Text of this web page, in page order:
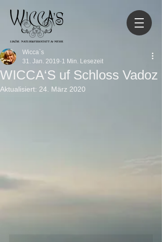
WICCA‘S uf Schloss Vadoz
Wicca`s
31. Jan. 2019 1 Min. Lesezeit
Aktualisiert: 24. März 2020